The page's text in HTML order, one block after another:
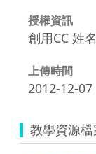
授權資訊
創用CC 姓
上傳時間
2012-12-07
教學資源